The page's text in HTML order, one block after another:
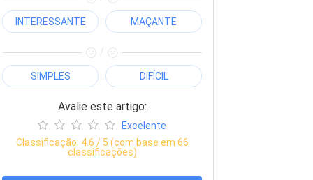
INTERESSANTE MAÇANTE
/
SIMPLES DIFÍCIL
Avalie este artigo:
Excelente
Classificação: 4.6 / 5 (com base em 66
classificações)